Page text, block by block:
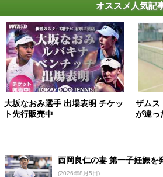
オススメ人気記
大坂なおみ選手 出場表明 チケッ
ト先行販売中
ザムス
が違っ
西岡良仁の妻 第一子妊娠を
(2026年8月5日)